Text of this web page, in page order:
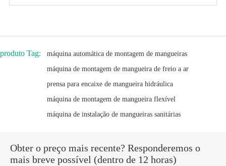
produto Tag:
máquina automática de montagem de mangueiras
máquina de montagem de mangueira de freio a ar
prensa para encaixe de mangueira hidráulica
máquina de montagem de mangueira flexível
máquina de instalação de mangueiras sanitárias
Obter o preço mais recente? Responderemos o
mais breve possível (dentro de 12 horas)